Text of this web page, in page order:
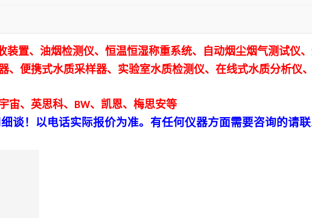
装置、 油烟检测仪、恒温恒湿称重系统、自动烟尘烟气测试仪
便携式水质采样器、实验室水质检测仪、在线式水质分析仪
宙、英思科、 BW、凯恩、梅思安等
谈！以电话实际报价为准。 有任何仪器方面需要咨询的请